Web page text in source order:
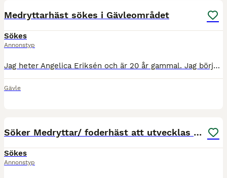
Medryttarhäst sökes i Gävleområdet
Sökes
Annonstyp
Jag heter Angelica Eriksén och är 20 år gammal. Jag började rida vid 5 års ålder och har haft egen häst i massa år. Min häst hette Kalle, han var en nordsvensk valack som älskade att hoppa och sprin
Gävle
Söker Medryttar/ foderhäst att utvecklas med
Sökes
Annonstyp